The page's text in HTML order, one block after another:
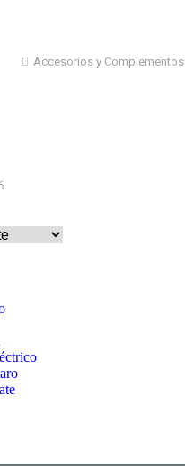
Accesorios y Complementos